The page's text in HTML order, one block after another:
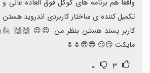
مایکت 😏😏 😎😎🌷🌷
۳ ۰